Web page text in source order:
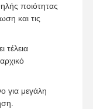
ποιότητας
και τις
τέλεια
για μεγάλη